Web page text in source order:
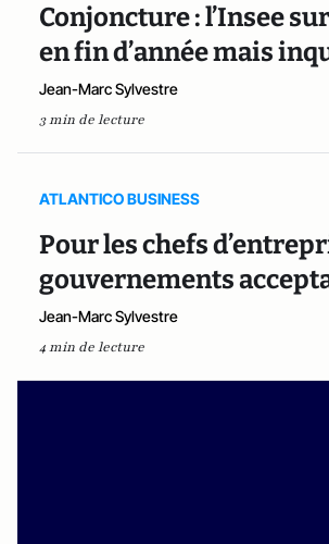
Conjoncture : l’Insee
en fin d’année mais
Jean-Marc Sylvestre
3 min de lecture
ATLANTICO BUSINESS
Pour les chefs
gouvernements
Jean-Marc Sylvestre
4 min de lecture